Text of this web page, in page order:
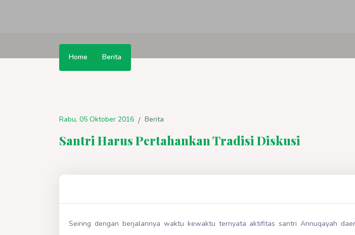
Home Berita
Rabu, 05 Oktober 2016 / Berita
Santri Harus Pertahankan Tradisi Diskusi
Seiring dengan berjalannya waktu kewaktu ternyata aktifitas santri Annuqayah